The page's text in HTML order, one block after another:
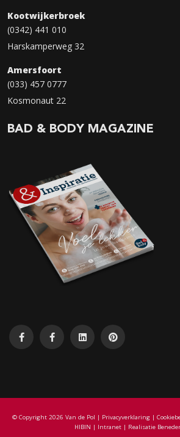
Kootwijkerbroek
(0342) 441 010
Harskamperweg 32
Amersfoort
(033) 457 0777
Kosmonaut 22
BAD & BODY MAGAZINE
© Copyright 2026 Van de Pol | Privacyverklaring|
HIBIN | Intranet| Realisatie